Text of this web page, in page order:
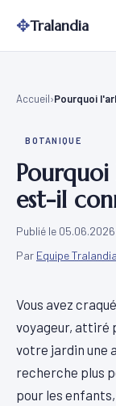
✥Tralandia
Accueil Pourquoi
BOTANIQUE
est-il
Publié le 05.06.2026
Par Equipe Tralandia
Vous avez
voyageur, attiré
votre jardin une
recherche plus
pour les